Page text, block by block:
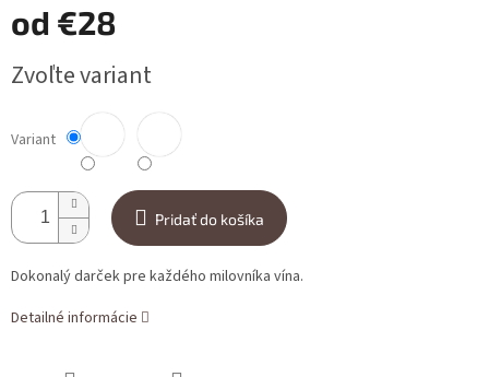
od €28
Zvoľte variant
Variant
Pridať do košíka
Dokonalý darček pre každého milovníka vína.
Detailné informácie